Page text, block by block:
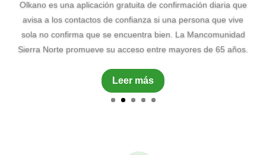
Olkano es una aplicación gratuita de confirmación diaria que
avisa a los contactos de confianza si una persona que vive
sola no confirma que se encuentra bien. La Mancomunidad
Sierra Norte promueve su acceso entre mayores de 65 años.
Leer más